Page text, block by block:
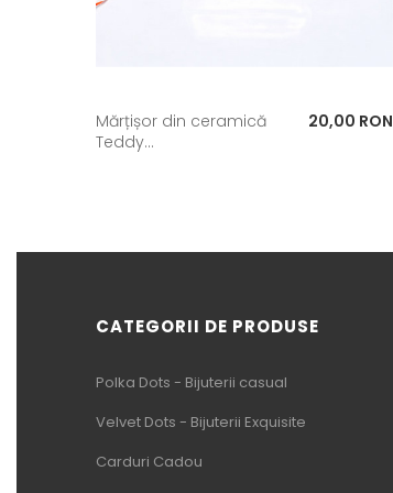
Mărțișor din ceramică
Teddy...
Pret
20,00 RON
CATEGORII DE PRODUSE
Polka Dots - Bijuterii casual
Velvet Dots - Bijuterii Exquisite
Carduri Cadou